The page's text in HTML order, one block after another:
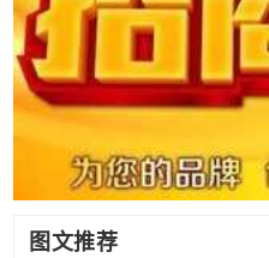
图文推荐